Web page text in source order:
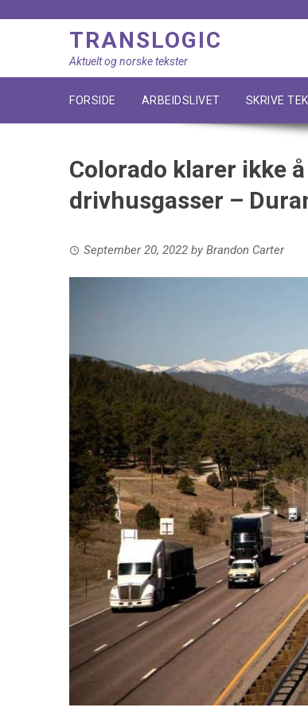
TRANSLOGIC
Aktuelt og norske tekster
FORSIDE ARBEIDSLIVET SKRIVE
Colorado klarer ikke
drivhusgasser –
September 20, 2022 by Brandon Carter